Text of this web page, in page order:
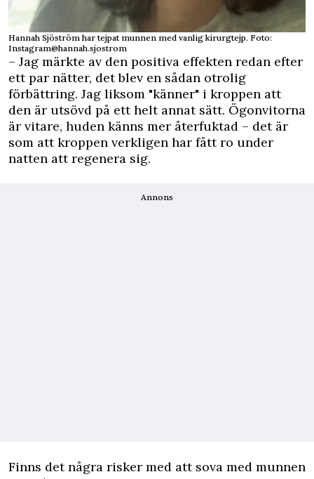
Hannah Sjöström har tejpat munnen med vanlig kirurgtejp. Foto:
Instagram@hannah.sjostrom
– Jag märkte av den positiva effekten redan efter
ett par nätter, det blev en sådan otrolig
förbättring. Jag liksom "känner" i kroppen att
den är utsövd på ett helt annat sätt. Ögonvitorna
är vitare, huden känns mer återfuktad – det är
som att kroppen verkligen har fått ro under
natten att regenera sig.
Annons
Finns det några risker med att sova med munnen